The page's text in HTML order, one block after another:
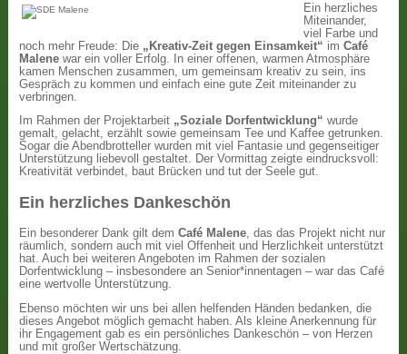
Ein herzliches
Miteinander,
viel Farbe und
noch mehr Freude: Die „Kreativ-Zeit gegen Einsamkeit“ imCafé
Malene war ein voller Erfolg. In einer offenen, warmen Atmosphäre
kamen Menschen zusammen, um gemeinsam kreativ zu sein, ins
Gespräch zu kommen und einfach eine gute Zeit miteinander zu
verbringen.
Im Rahmen der Projektarbeit „Soziale Dorfentwicklung“ wurde
gemalt, gelacht, erzählt sowie gemeinsam Tee und Kaffee getrunken.
Sogar die Abendbrotteller wurden mit viel Fantasie und gegenseitiger
Unterstützung liebevoll gestaltet. Der Vormittag zeigte eindrucksvoll:
Kreativität verbindet, baut Brücken und tut der Seele gut.
Ein herzliches Dankeschön
Ein besonderer Dank gilt demCafé Malene, das das Projekt nicht nur
räumlich, sondern auch mit viel Offenheit und Herzlichkeit unterstützt
hat. Auch bei weiteren Angeboten im Rahmen der sozialen
Dorfentwicklung – insbesondere an Senior*innentagen – war das Café
eine wertvolle Unterstützung.
Ebenso möchten wir uns bei allen helfenden Händen bedanken, die
dieses Angebot möglich gemacht haben. Als kleine Anerkennung für
ihr Engagement gab es ein persönliches Dankeschön – von Herzen
und mit großer Wertschätzung.